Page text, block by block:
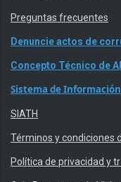
Preguntas frecuentes
Denuncie actos de
Concepto Técnico de
Sistema de
SIATH
Términos y condiciones
Política de privacidad y